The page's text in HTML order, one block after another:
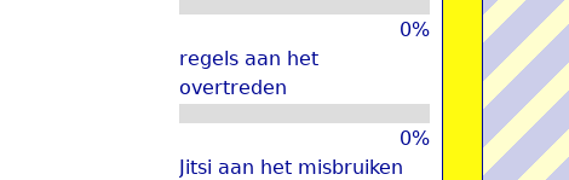
0%
regels aan het
overtreden
0%
Jitsi aan het misbruiken